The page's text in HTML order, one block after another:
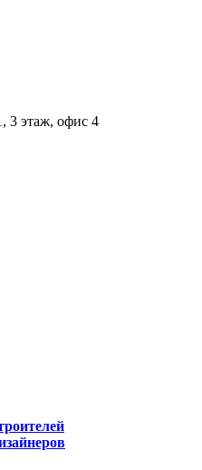
3 этаж, офис 4